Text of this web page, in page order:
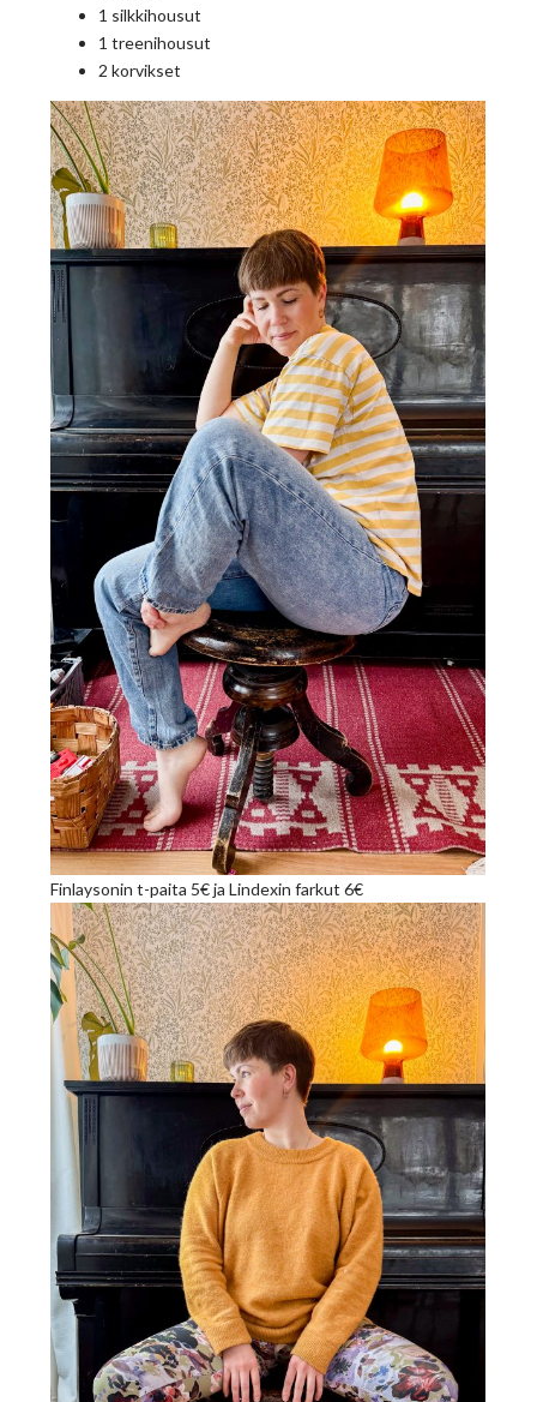
1 silkkihousut
1 treenihousut
2 korvikset
Finlaysonin t-paita 5€ ja Lindexin farkut 6€